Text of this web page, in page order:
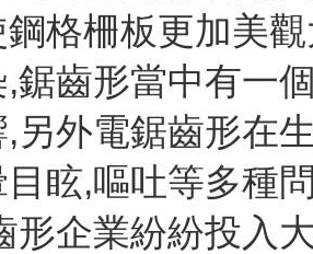
格柵板更加美
鋸齒形當中有一
另外電鋸齒形在
眩,嘔吐等多種
形企業紛紛投入